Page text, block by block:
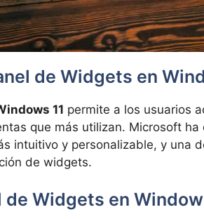
de Widgets en
11 permite a los usuarios
que más utilizan. Microsoft
intuitivo y personalizable, y una
de widgets.
Widgets en